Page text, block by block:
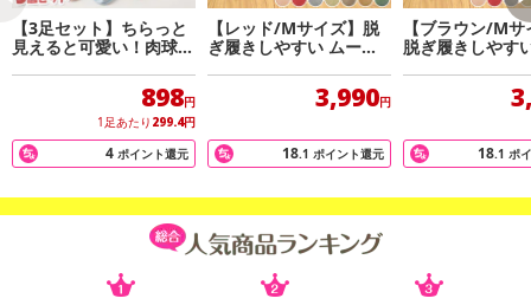
底部分：ムートン
底裏滑り止め：皮革
・商品サイズ：Lサイズ(25.5-28cm)
・注意事項：
※ 家庭洗濯できません。
■本革を使用していますので、ご使用後多少なじんで大きくなりま
す。
■お使いのモニター設定等により実物の商品と色味が異なる場合が
■天然モノのため、一点づつ、厚み・色・風合いが若干異なる場合
【3足セット】ちらっと
見えると可愛い！肉球ソ
898円
1足あたり 299.4円
4 ポイント還元
【レッド/Mサイズ】脱
ぎ履きしやすい ムート
3,990円
18.1 ポイント還元
【ブラウン/M
脱ぎ履きしやす
18.1 ポ